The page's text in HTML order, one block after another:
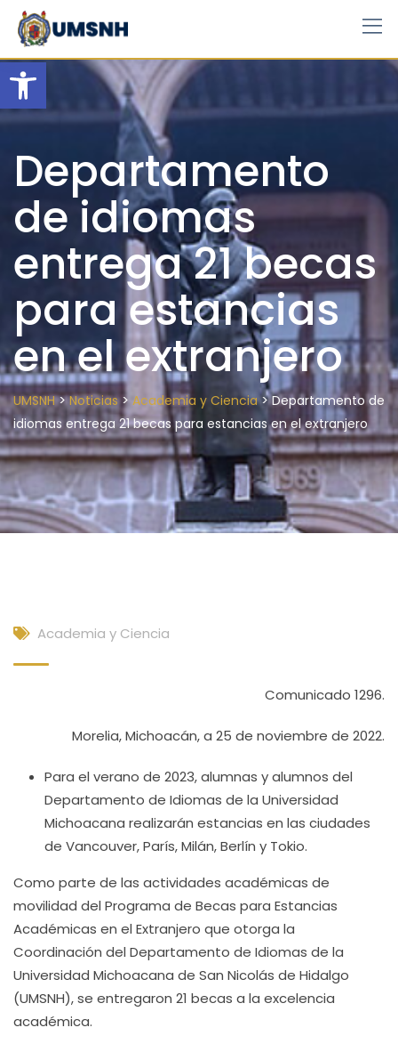
Open toolbar
Skip
content
Departamento
de idiomas
entrega 21 becas
para estancias
en el extranjero
UMSNH>Noticias> Academia y Ciencia>Departamento de
idiomas entrega 21 becas para estancias en el extranjero
Academia y Ciencia
Comunicado 1296.
Morelia, Michoacán, a 25 de noviembre de 2022.
Para el verano de 2023, alumnas y alumnos del
Departamento de Idiomas de la Universidad
Michoacana realizarán estancias en las ciudades
de Vancouver, París, Milán, Berlín y Tokio.
Como parte de las actividades académicas de
movilidad del Programa de Becas para Estancias
Académicas en el Extranjero que otorga la
Coordinación del Departamento de Idiomas de la
Universidad Michoacana de San Nicolás de Hidalgo
(UMSNH), se entregaron 21 becas a la excelencia
académica.